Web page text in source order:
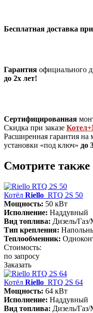
Бесплатная доставка при
Гарантия официального
до 2х лет!
Сертифицированная
Скидка при заказе
Расширенная гарантия
установки «под ключ» до
Смотрите также
Котёл Riello RTQ 2S 50
Мощность: 50 кВт
Исполнение: Наддувный
Вид топлива: Дизель/Газ/
Тип крепления:
Теплообменник:
Стоимость:
по запросу
Заказать
Котёл Riello RTQ 2S 64
Мощность: 64 кВт
Исполнение: Наддувный
Вид топлива: Дизель/Газ/